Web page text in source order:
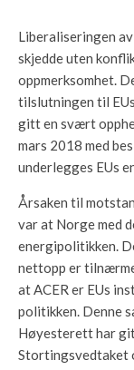
Liberaliseringen
skjedde uten
oppmerksomhet.
tilslutningen til
gitt en svært
mars 2018 med
underlegges EUs
Årsaken til
var at Norge med
energipolitikken.
nettopp er
at ACER er EUs
politikken. Denne
Høyesterett har
Stortingsvedtaket